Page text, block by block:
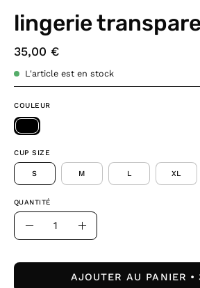
lingerie
35,00 €
L'article est en stock
COULEUR
CUP SIZE
S M L XL
QUANTITÉ
Quantité
Diminuer
Augmenter
AJOUTER AU PANIER